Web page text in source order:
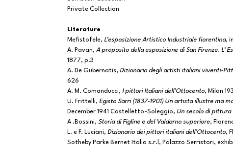
Private Collection
Literature
Mefistofele, L’esposizione Artistico Industriale fiorentina,
A. Pavan, A proposito della esposizione di San Firenze. L’
1877, p.3
A. De Gubernatis, Dizionario degli artisti italiani viventi-
626
A. M. Comanducci, I pittori Italiani dell’Ottocento, Milan
U. Frittelli, Egisto Sarri (1837-1901) Un artista illustre ma
December 1941 Castelletto-Soleggio, Un secolo di pittura
A .Bossini, Storia di Figline e del Valdarno superiore,
L. e F. Luciani, Dizionario dei pittori italiani dell’Ottocento,
Sotheby Parke Bernet Italia s.r.l, Palazzo Serristori,